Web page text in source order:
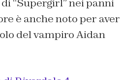
“Supergirl”nei panni
è anche noto per aver
del vampiro Aidan